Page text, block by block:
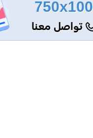
750x100
تواصل معنا